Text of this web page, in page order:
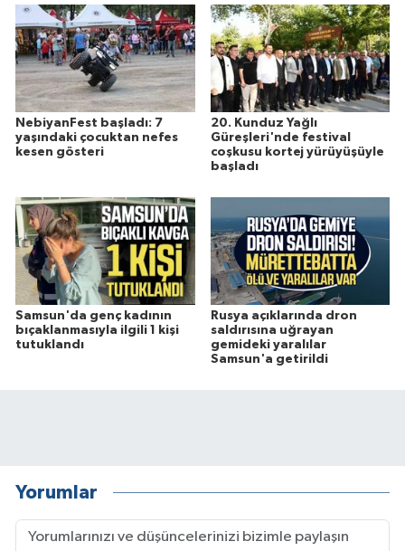
NebiyanFest başladı: 7
yaşındaki çocuktan nefes
kesen gösteri
20. Kunduz Yağlı
Güreşleri'nde festival
coşkusu kortej yürüyüşüyle
başladı
Samsun'da genç kadının
bıçaklanmasıyla ilgili 1 kişi
tutuklandı
Rusya açıklarında dron
saldırısına uğrayan
gemideki yaralılar
Samsun'a getirildi
Yorumlar